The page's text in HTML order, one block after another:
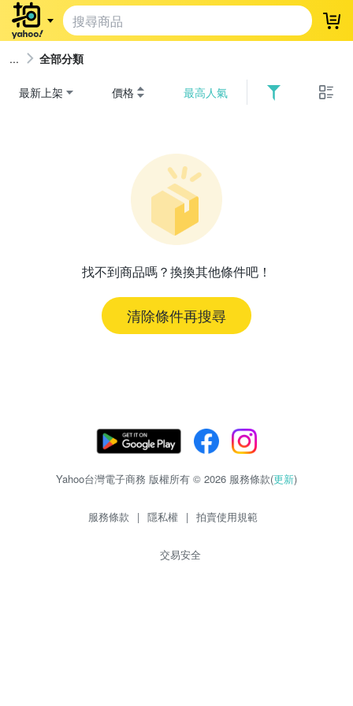
登
全部分類
最新上架 價格 最高人氣
找不到商品嗎？換換其他條件吧！
清除條件再搜尋
Yahoo台灣電子商務 版權所有 © 2026 服務條款(更新)
服務條款 | 隱私權 | 拍賣使用規範
交易安全